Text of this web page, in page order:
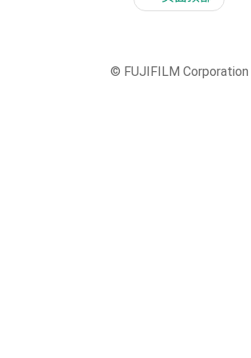
© FUJIFILM Corporation